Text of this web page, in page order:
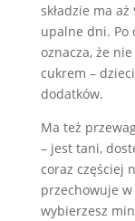
składzie ma
upalne dni. Po
oznacza, że
cukrem –
dodatków.
Ma też
– jest tani,
coraz częściej
przechowuje
wybierzesz